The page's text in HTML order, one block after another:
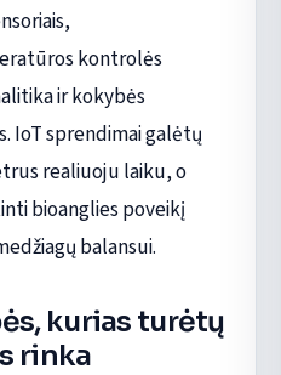
kontrolės
ir kokybės
IoT sprendimai galėtų
realiuoju laiku, o
bioanglies poveikį
balansui.
kurias turėtų
rinka